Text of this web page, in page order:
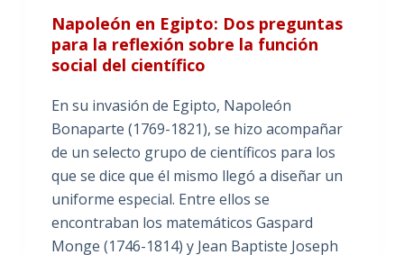
Napoleón en Egipto: Dos preguntas
para la reflexión sobre la función
social del científico
En su invasión de Egipto, Napoleón
Bonaparte (1769-1821), se hizo acompañar
de un selecto grupo de científicos para los
que se dice que él mismo llegó a diseñar un
uniforme especial. Entre ellos se
encontraban los matemáticos Gaspard
Monge (1746-1814) y Jean Baptiste Joseph